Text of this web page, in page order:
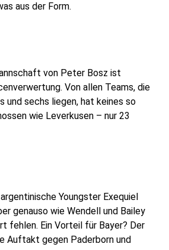
aus der Form.
von Peter Bosz ist
Von allen Teams, die
und sechs liegen, hat keines so
wie Leverkusen – nur 23
Youngster Exequiel
genauso wie Wendell und Bailey
fehlen. Ein Vorteil für Bayer? Der
Auftakt gegen Paderborn und